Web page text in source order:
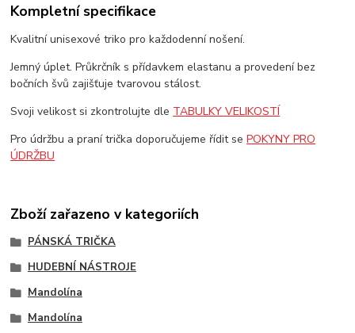
Kompletní specifikace
Kvalitní unisexové triko pro každodenní nošení.
Jemný úplet. Průkrčník s přídavkem elastanu a provedení bez
bočních švů zajišťuje tvarovou stálost.
Svoji velikost si zkontrolujte dle TABULKY VELIKOSTÍ
Pro údržbu a praní trička doporučujeme řídit sePOKYNY PRO
ÚDRŽBU
Zboží zařazeno v kategoriích
PÁNSKÁ TRIČKA
HUDEBNÍ NÁSTROJE
Mandolína
Mandolína